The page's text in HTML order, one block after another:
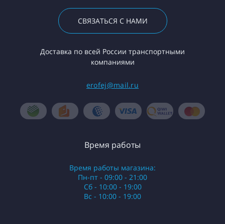
СВЯЗАТЬСЯ С НАМИ
Доставка по всей России транспортными
компаниями
erofej@mail.ru
Время работы
Время работы магазина:
Пн-пт - 09:00 - 21:00
Сб - 10:00 - 19:00
Вс - 10:00 - 19:00